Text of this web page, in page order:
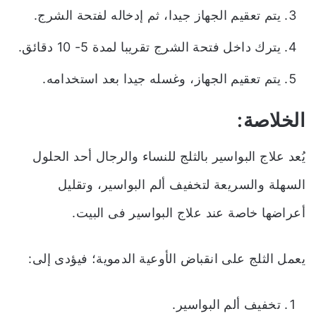
يتم تعقيم الجهاز جيدا، ثم إدخاله لفتحة الشرج.
يترك داخل فتحة الشرج تقريبا لمدة 5- 10 دقائق.
يتم تعقيم الجهاز، وغسله جيدا بعد استخدامه.
الخلاصة:
يُعد علاج البواسير بالثلج للنساء والرجال أحد الحلول
السهلة والسريعة لتخفيف ألم البواسير، وتقليل
أعراضها خاصة عند علاج البواسير فى البيت.
يعمل الثلج على انقباض الأوعية الدموية؛ فيؤدى إلى:
تخفيف ألم البواسير.